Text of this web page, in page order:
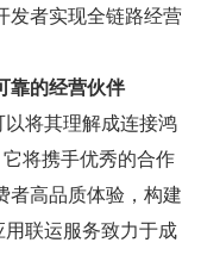
发者实现全链路经营
靠的经营伙伴
将其理解成连接鸿
将携手优秀的合作
者高品质体验，构建
联运服务致力于成